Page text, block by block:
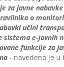
za javne
o
učini
sistema e-javnih
funkcije za
- navedeno je u